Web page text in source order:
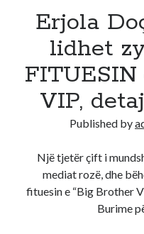
Erjola
lidhet
VIP,
Published by
Një tjetër çift i
mediat rozë, dhe
fituesin e “Big Brother
Burime